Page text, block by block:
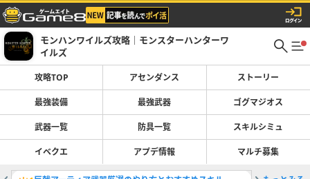
モンハンワイルズ攻略｜モンスターハンターワ
イルズ
攻略TOP アセンダンス ストーリー
最強装備 最強武器 ゴグマジオス
武器一覧 防具一覧 スキルシミュ
イベクエ アプデ情報 マルチ募集